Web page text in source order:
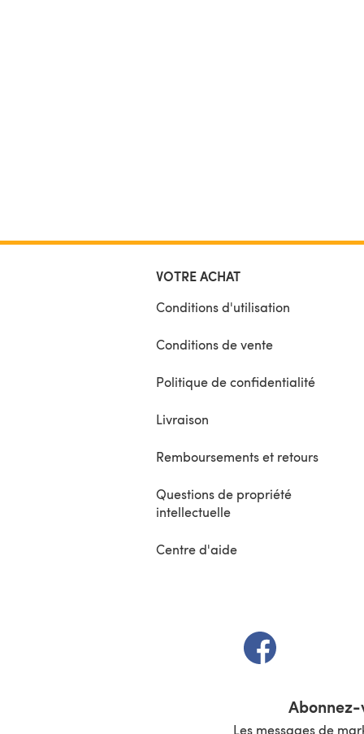
VOTRE ACHAT
Conditions d'utilisation
Conditions de vente
Politique de confidentialité
Livraison
Remboursements et retours
Questions de propriété
intellectuelle
Centre d'aide
(s'ouvre dans un
Les messages de